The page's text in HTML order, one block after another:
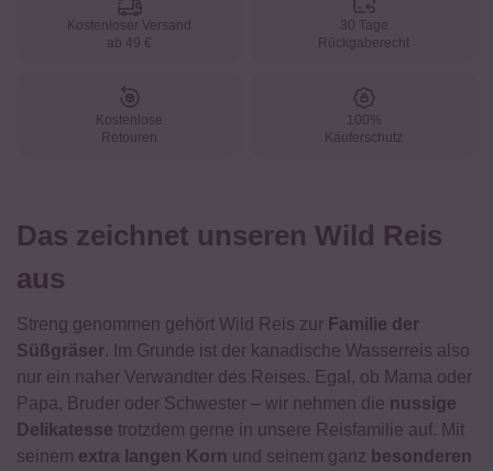
Kostenloser Versand
ab 49 €
30 Tage
Rückgaberecht
Kostenlose
Retouren
100%
Käuferschutz
Das zeichnet unseren Wild Reis
aus
Streng genommen gehört Wild Reis zur Familie der
Süßgräser. Im Grunde ist der kanadische Wasserreis also
nur ein naher Verwandter des Reises. Egal, ob Mama oder
Papa, Bruder oder Schwester – wir nehmen die nussige
Delikatesse trotzdem gerne in unsere Reisfamilie auf. Mit
seinem extra langen Korn und seinem ganz besonderen